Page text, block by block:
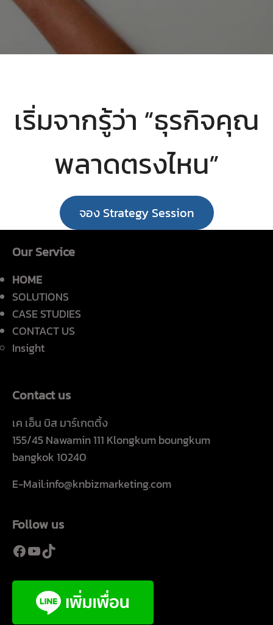
เริ่มจากรู้ว่า “ธุรกิจคุณ
พลาดตรงไหน”
จอง Strategy Session
Our Service
HOME
SOLUTIONS
CASE STUDIES
CONTACT US
Insight
Contact us
เค เอ็น บิส มาร์เกตติ้ง
155/45 Nawamin 111 Klongkum boungkum
bangkok 10240
E-Mail:info@knbizmarketing.com
Follow us
Facebook
YouTube
TikTok